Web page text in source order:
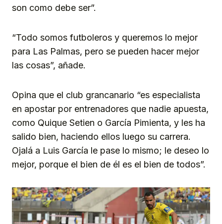
son como debe ser”.
“Todo somos futboleros y queremos lo mejor
para Las Palmas, pero se pueden hacer mejor
las cosas”, añade.
Opina que el club grancanario “es especialista
en apostar por entrenadores que nadie apuesta,
como Quique Setien o García Pimienta, y les ha
salido bien, haciendo ellos luego su carrera.
Ojalá a Luis García le pase lo mismo; le deseo lo
mejor, porque el bien de él es el bien de todos”.